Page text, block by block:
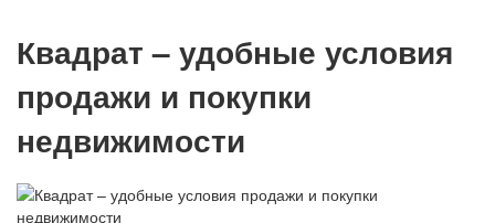
Квадрат – удобные условия
продажи и покупки
недвижимости